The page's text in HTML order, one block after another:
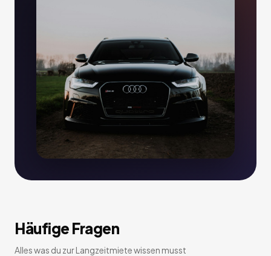
Häufige Fragen
Alles was du zur Langzeitmiete wissen musst